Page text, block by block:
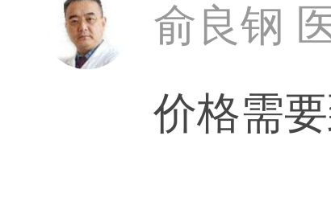
俞良钢
价格需